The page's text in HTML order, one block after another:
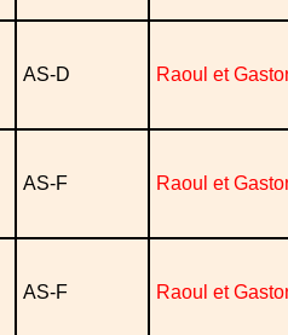
AS-D Raoul et
AS-F Raoul et
AS-F Raoul et